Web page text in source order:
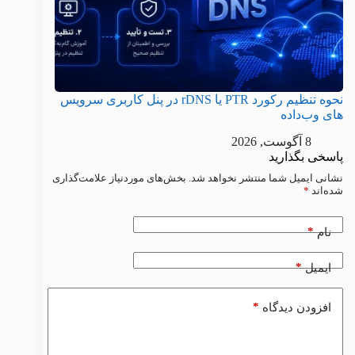
نحوه تنظیم رکورد PTR یا rDNS در پنل کاربری سرویس
های وب‌داده
8 آگوست, 2026
پاسخی بگذارید
نشانی ایمیل شما منتشر نخواهد شد. بخش‌های موردنیاز علامت‌گذاری
شده‌اند *
نام*
ایمیل*
افزودن دیدگاه *